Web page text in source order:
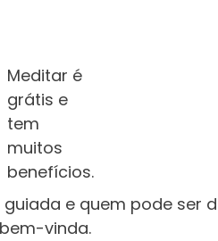
Meditar é
grátis e
tem
muitos
benefícios.
e quem pode ser
vinda.